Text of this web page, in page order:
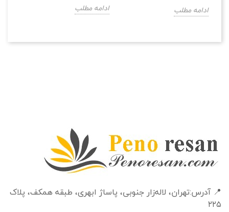
ادامه مطلب
ادامه مطلب
📍 آدرس:تهران، لاله‌زار جنوبی، پاساژ ابهری، طبقه‌ همکف، پلاک
۲۲۵